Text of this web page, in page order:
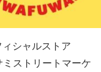
シャルストア
ストリートマーケ